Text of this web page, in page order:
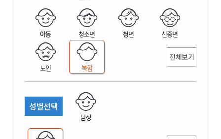
아동 청소년 청년 신중년
노인 복합
전체보기
성별선택
남성